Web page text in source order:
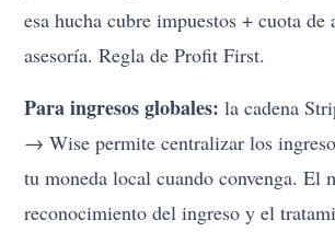
esa hucha cubre impuestos + cuota de
asesoría. Regla de Profit First.
Para ingresos globales: la cadena
→ Wise permite centralizar los
tu moneda local cuando convenga. El
reconocimiento del ingreso y el